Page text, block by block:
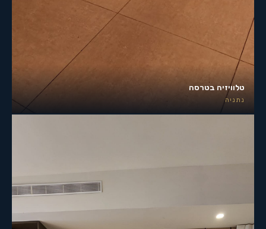
טלוויזיה בטרסה
נתניה